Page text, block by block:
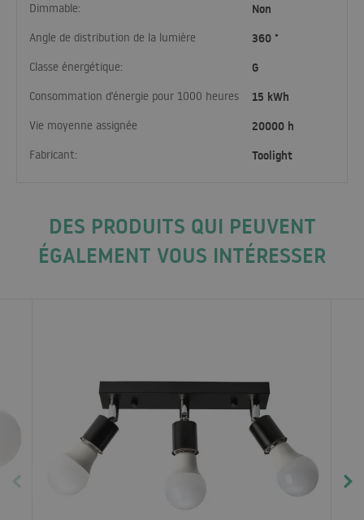
Dimmable: Non
Angle de distribution de la lumière 360 °
Classe énergétique: G
Consommation d'énergie pour 1000 heures 15 kWh
Vie moyenne assignée 20000 h
Fabricant: Toolight
DES PRODUITS QUI PEUVENT
ÉGALEMENT VOUS INTÉRESSER